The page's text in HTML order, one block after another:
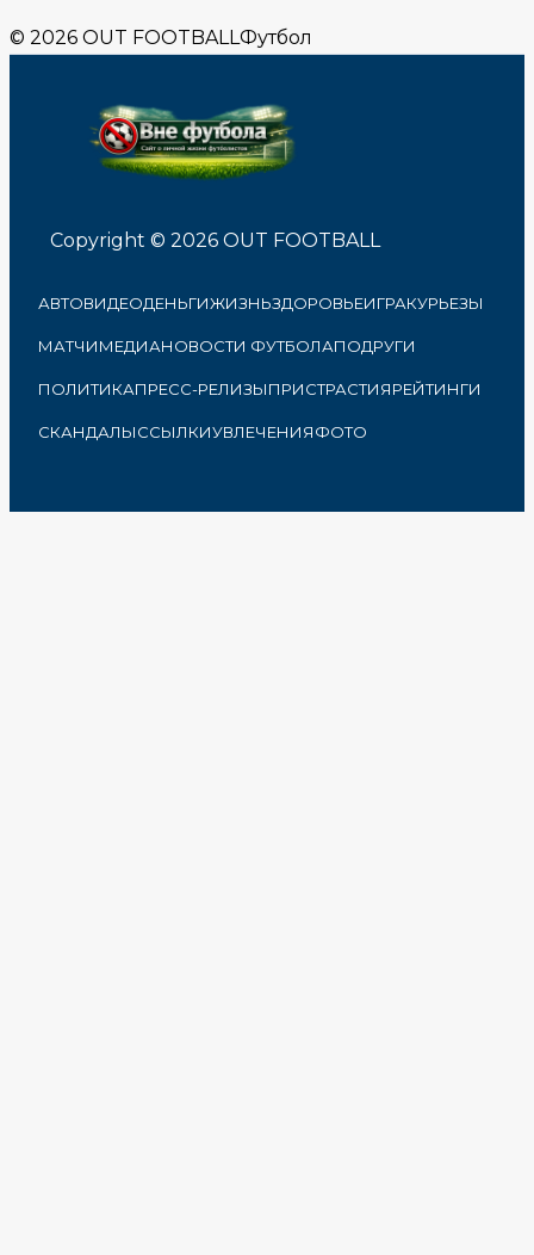
© 2026 OUT FOOTBALLФутбол
Copyright © 2026 OUT FOOTBALL
АВТОВИДЕОДЕНЬГИЖИЗНЬЗДОРОВЬЕИГРАКУРЬЕЗЫ
МАТЧИМЕДИАНОВОСТИ ФУТБОЛАПОДРУГИ
ПОЛИТИКАПРЕСС-РЕЛИЗЫПРИСТРАСТИЯРЕЙТИНГИ
СКАНДАЛЫССЫЛКИУВЛЕЧЕНИЯФОТО